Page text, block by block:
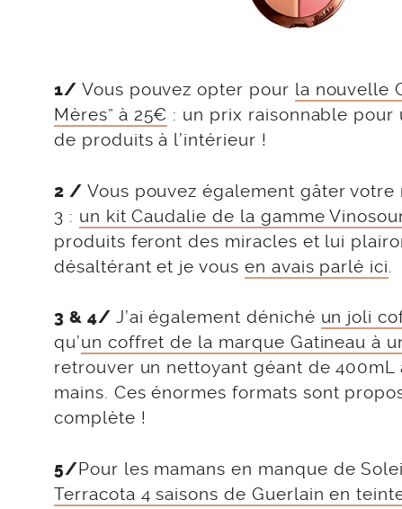
1/ Vous pouvez opter pour la nouvelle
Mères” à 25€ : un prix raisonnable
de produits à l’intérieur !
2 / Vous pouvez également gâter
3 : un kit Caudalie de la gamme
produits feront des miracles et lui
désaltérant et je vous en avais parlé ici
3 & 4/ J’ai également déniché un joli
qu’un coffret de la marque Gatineau à
retrouver un nettoyant géant de 400mL
mains. Ces énormes formats sont
complète !
5/Pour les mamans en manque de
Terracota 4 saisons de Guerlain en